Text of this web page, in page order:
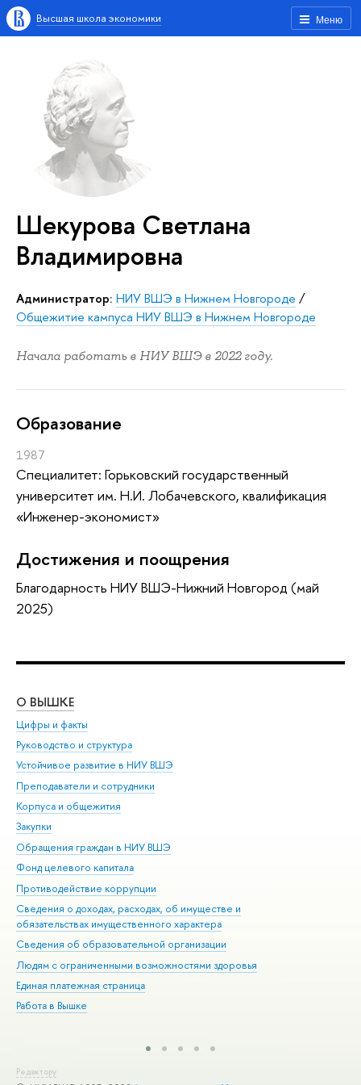
Меню
Высшая школа экономики
Шекурова Светлана
Владимировна
Администратор: НИУ ВШЭ в Нижнем Новгороде /
Общежитие кампуса НИУ ВШЭ в Нижнем Новгороде
Начала работать в НИУ ВШЭ в 2022 году.
Oбразование
1987
Специалитет: Горьковский государственный
университет им. Н.И. Лобачевского, квалификация
«Инженер-экономист»
Достижения и поощрения
Благодарность НИУ ВШЭ-Нижний Новгород (май
2025)
О ВЫШКЕ
Цифры и факты
Руководство и структура
Устойчивое развитие в НИУ ВШЭ
Преподаватели и сотрудники
Корпуса и общежития
Закупки
Обращения граждан в НИУ ВШЭ
Фонд целевого капитала
Противодействие коррупции
Сведения о доходах, расходах, об имуществе и
обязательствах имущественного характера
Сведения об образовательной организации
Людям с ограниченными возможностями здоровья
Единая платежная страница
Работа в Вышке
Редактору